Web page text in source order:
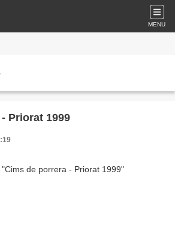
MENU
Priorat 1999